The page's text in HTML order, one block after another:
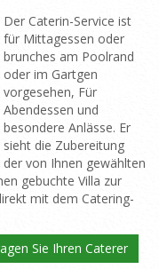
Der Caterin-Service ist
für Mittagessen oder
brunches am Poolrand
oder im Gartgen
vorgesehen, Für
Abendessen und
besondere Anlässe. Er
sieht die Zubereitung
der von Ihnen gewählten
gebuchte Villa zur
mit dem Catering-
Sie Ihren Caterer